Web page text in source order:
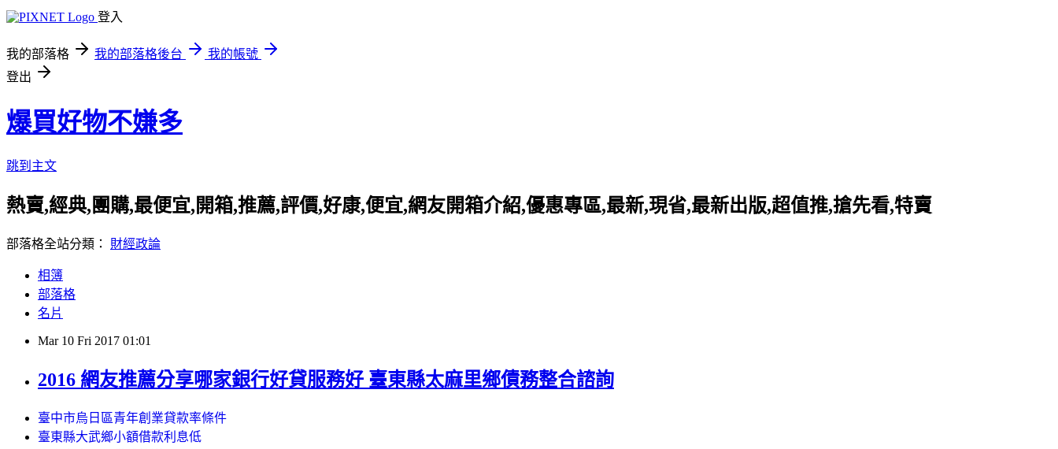
登入
我的部落格 我的部落格後台
我的帳號
登出
爆買好物不嫌多
跳到主文
熱賣,經典,團購,最便宜,開箱,推薦,評價,好康,便宜,網友開箱介紹,優惠專區,最新,現省,最新出版,超值推,搶先看,特賣
部落格全站分類： 財經政論
相簿
部落格
名片
Mar 10 Fri 2017 01:01
2016 網友推薦分享哪家銀行好貸服務好 臺東縣太麻里鄉債務整合諮詢
臺中市烏日區青年創業貸款率條件
臺東縣大武鄉小額借款利息低